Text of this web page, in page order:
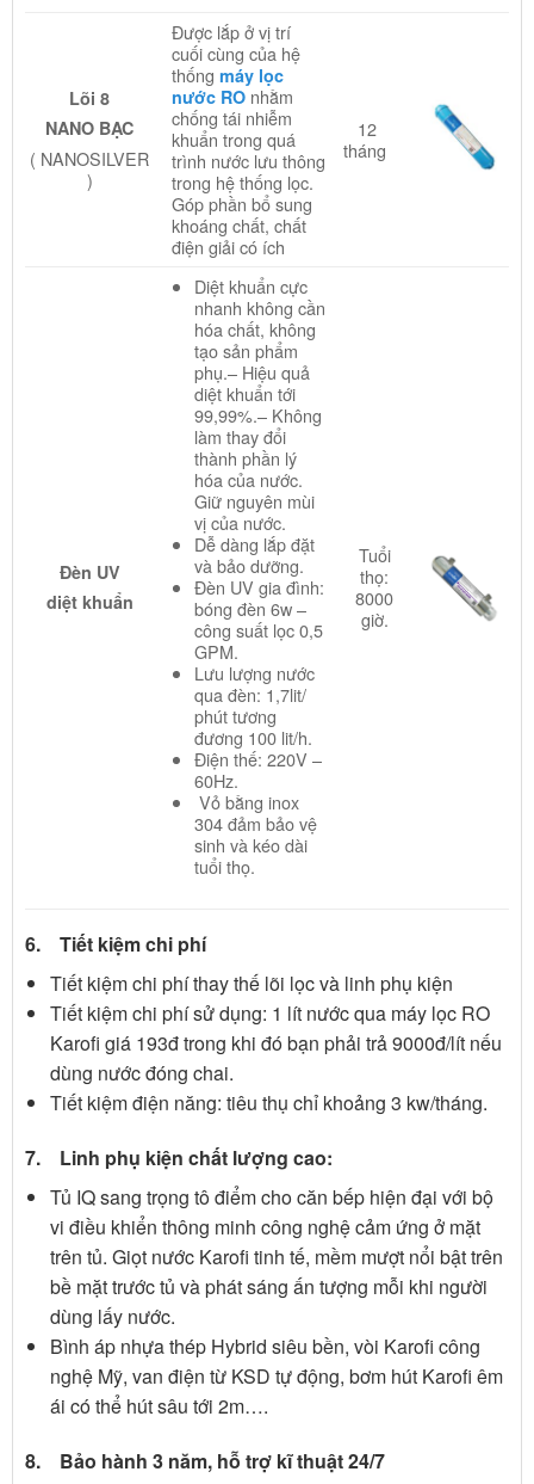
Lõi 8
NANO BẠC
( NANOSILVER
)
Được lắp ở vị trí
cuối cùng của hệ
thốngmáy lọc
nước RO nhằm
chống tái nhiễm
khuẩn trong quá
trình nước lưu thông
trong hệ thống lọc.
Góp phần bổ sung
khoáng chất, chất
điện giải có ích
12
tháng
Đèn UV
diệt khuẩn
Diệt khuẩn cực
nhanh không cần
hóa chất, không
tạo sản phẩm
phụ.– Hiệu quả
diệt khuẩn tới
99,99%.– Không
làm thay đổi
thành phần lý
hóa của nước.
Giữ nguyên mùi
vị của nước.
Dễ dàng lắp đặt
và bảo dưỡng.
Đèn UV gia đình:
bóng đèn 6w –
công suất lọc 0,5
GPM.
Lưu lượng nước
qua đèn: 1,7lit/
phút tương
đương 100 lit/h.
Điện thế: 220V –
60Hz.
Vỏ bằng inox
304 đảm bảo vệ
sinh và kéo dài
tuổi thọ.
Tuổi
thọ:
8000
giờ.
6. Tiết kiệm chi phí
Tiết kiệm chi phí thay thế lõi lọc và linh phụ kiện
Tiết kiệm chi phí sử dụng: 1 lít nước qua máy lọc RO
Karofi giá 193đ trong khi đó bạn phải trả 9000đ/lít nếu
dùng nước đóng chai.
Tiết kiệm điện năng: tiêu thụ chỉ khoảng 3 kw/tháng.
7. Linh phụ kiện chất lượng cao:
Tủ IQ sang trọng tô điểm cho căn bếp hiện đại với bộ
vi điều khiển thông minh công nghệ cảm ứng ở mặt
trên tủ. Giọt nước Karofi tinh tế, mềm mượt nổi bật trên
bề mặt trước tủ và phát sáng ấn tượng mỗi khi người
dùng lấy nước.
Bình áp nhựa thép Hybrid siêu bền, vòi Karofi công
nghệ Mỹ, van điện từ KSD tự động, bơm hút Karofi êm
ái có thể hút sâu tới 2m….
8. Bảo hành 3 năm, hỗ trợ kĩ thuật 24/7